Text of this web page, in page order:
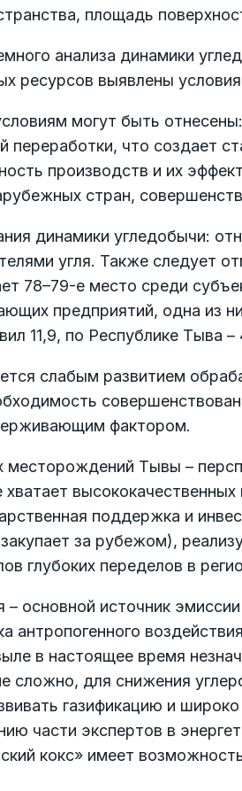
площадь
анализа динамики
ресурсов выявлены
могут быть
переработки, что создает
производств и их
стран,
динамики угледобычи:
угля. Также следует
78–79-е место среди
предприятий, одна из
11,9, по Республике Тыва
слабым развитием
фактором.
месторождений Тывы –
поддержка и
за рубежом),
глубоких переделов в
– основной источник
антропогенного
в настоящее время
сложно, для снижения
газификацию и
части экспертов в
кокс» имеет